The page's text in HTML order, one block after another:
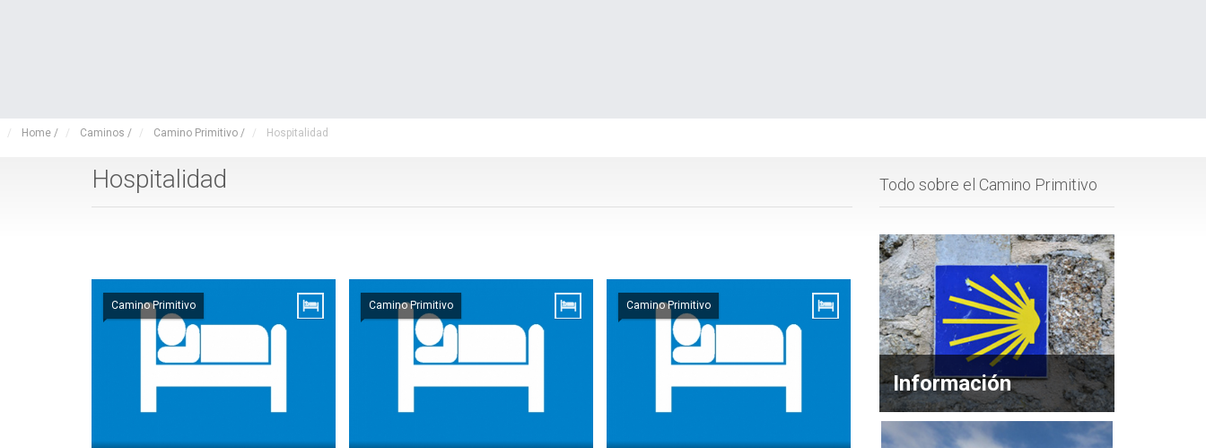
Home / Caminos / Camino Primitivo / Hospitalidad
Hospitalidad
Camino Primitivo Camino Primitivo Camino Primitivo
Todo sobre el Camino Primitivo
Información